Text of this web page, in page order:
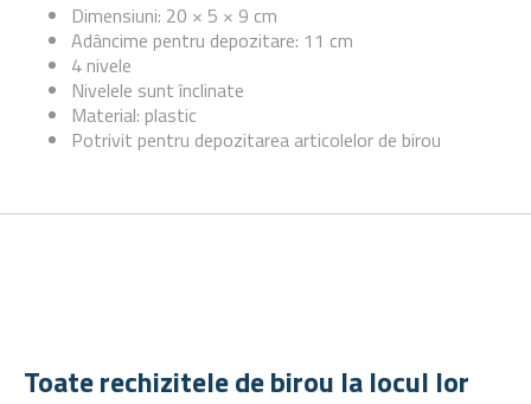
Dimensiuni: 20 × 5 × 9 cm
Adâncime pentru depozitare: 11 cm
4 nivele
Nivelele sunt înclinate
Material: plastic
Potrivit pentru depozitarea articolelor de birou
Toate rechizitele de birou la locul lor